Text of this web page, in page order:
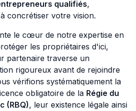
qualifiés,
concrétiser votre vision.
le cœur de notre expertise en
les propriétaires d'ici,
partenaire traverse un
rigoureux avant de rejoindre
vérifions systématiquement la
obligatoire de la Régie du
(RBQ), leur existence légale ainsi